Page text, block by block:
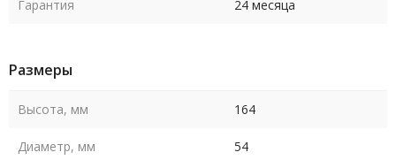
Гарантия 24 месяца
Размеры
Высота, мм 164
Диаметр, мм 54